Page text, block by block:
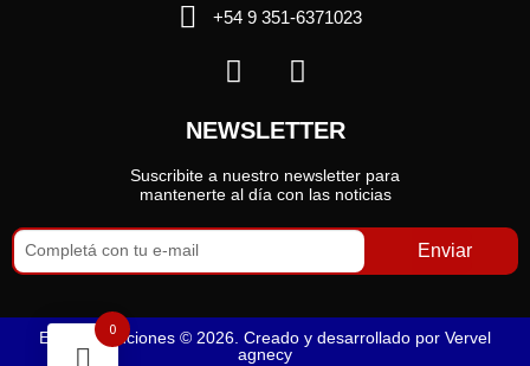
+54 9 351-6371023
NEWSLETTER
Suscribite a nuestro newsletter para
mantenerte al día con las noticias
Enviar
Ero Distribuciones © 2026. Creado y desarrollado por Vervel
agnecy
0